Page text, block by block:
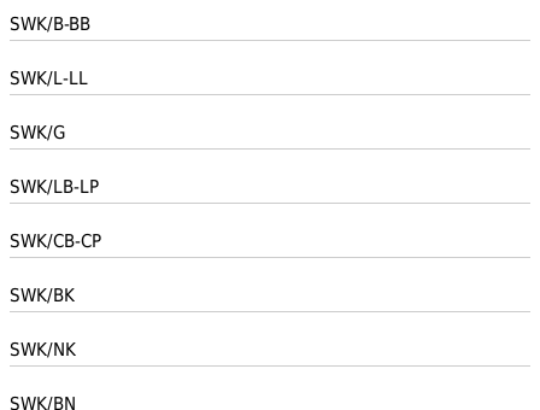
SWK/B-BB
SWK/L-LL
SWK/G
SWK/LB-LP
SWK/CB-CP
SWK/BK
SWK/NK
SWK/BN